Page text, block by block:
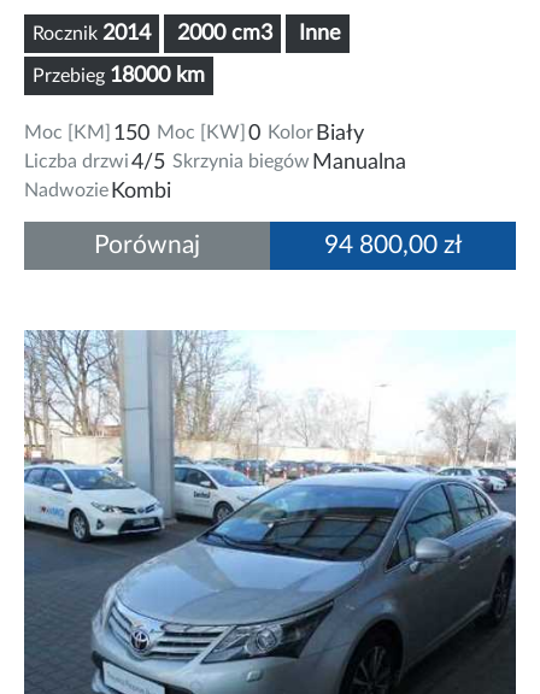
Rocznik 2014 2000 cm3 Inne
Przebieg 18000 km
Moc [KM] 150 Moc [KW] 0 Kolor Biały
Liczba drzwi4/5 Skrzynia biegów Manualna
Nadwozie Kombi
94 800,00 zł
Porównaj